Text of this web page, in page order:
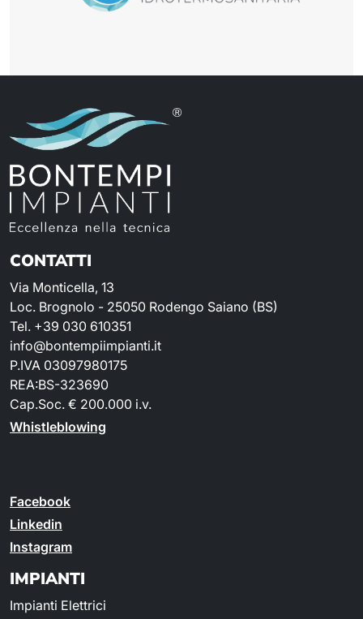
CONTATTI
Via Monticella, 13
Loc. Brognolo - 25050 Rodengo Saiano (BS)
Tel. +39 030 610351
info@bontempiimpianti.it
P.IVA 03097980175
REA:BS-323690
Cap.Soc. € 200.000 i.v.
Whistleblowing
Facebook
Linkedin
Instagram
IMPIANTI
Impianti Elettrici